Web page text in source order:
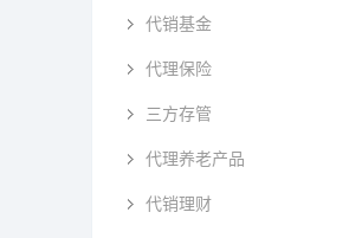
代销基金
代理保险
三方存管
代理养老产品
代销理财